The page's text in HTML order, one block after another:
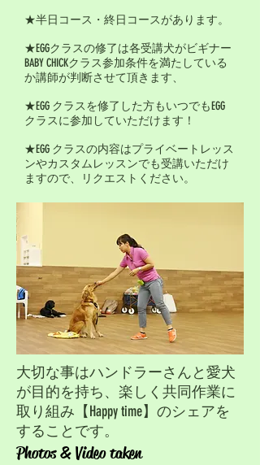
★半日コース・終日コースがあります。
★EGGクラスの修了は各受講犬がビギナー
BABY CHICKクラス参加条件を満たしている
か講師が判断させて頂きます、
★EGG クラスを修了した方もいつでもEGG
クラスに参加していただけます！
​★EGG クラスの内容はプライベートレッス
ンやカスタムレッスンでも受講いただけ
ますので、リクエストください。
大切な事はハンドラーさんと愛犬
が目的を持ち、楽しく共同作業に
取り組み【Happy time】のシェアを
することです。​
​Photos & Video taken